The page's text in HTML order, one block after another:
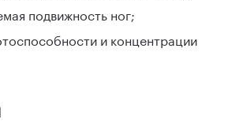
подвижность ног;
и концентрации